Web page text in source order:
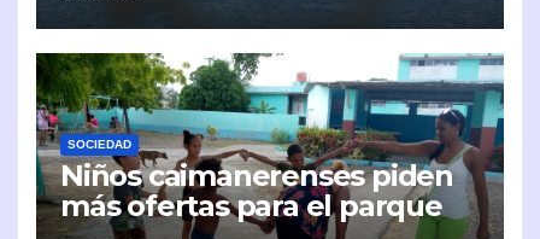
SOCIEDAD
Niños caimanerenses piden
más ofertas para el parque